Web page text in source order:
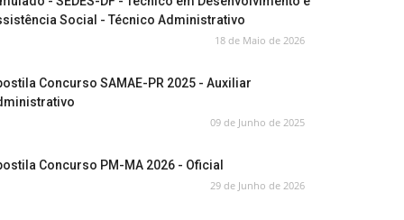
Social - Técnico Administrativo
18 de Maio de 2026
Concurso SAMAE-PR 2025 - Auxiliar
09 de Junho de 2025
Concurso PM-MA 2026 - Oficial
29 de Junho de 2026